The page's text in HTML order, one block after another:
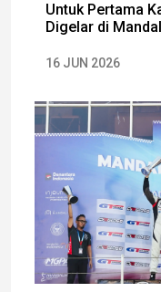
Untuk Pertama
Digelar di
16 JUN 2026